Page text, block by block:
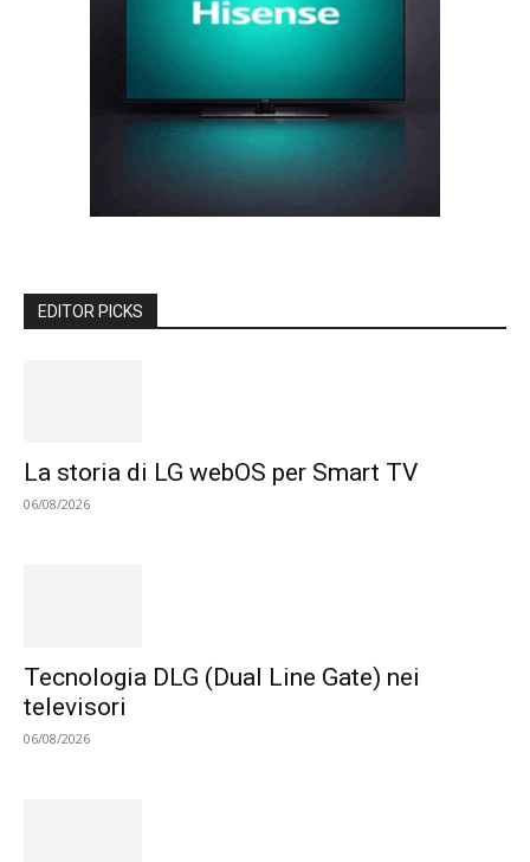
EDITOR PICKS
La storia di LG webOS per Smart TV
06/08/2026
Tecnologia DLG (Dual Line Gate) nei
televisori
06/08/2026